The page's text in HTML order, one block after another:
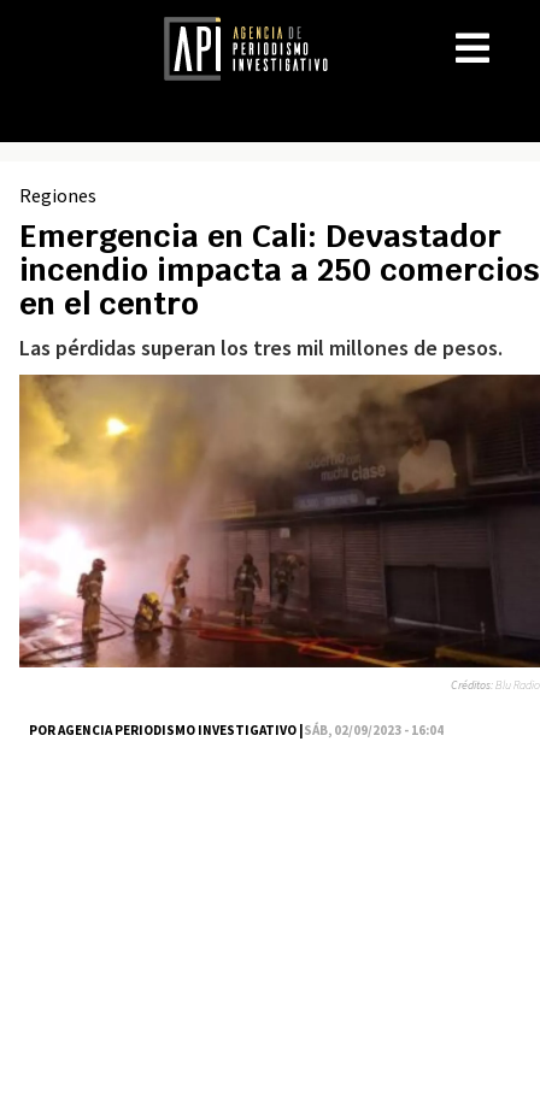
Regiones
Emergencia en Cali: Devastador
incendio impacta a 250 comercios
en el centro
Las pérdidas superan los tres mil millones de pesos.
POR AGENCIA PERIODISMO INVESTIGATIVO |SÁB, 02/09/2023 - 16:04
Créditos:Blu Radio